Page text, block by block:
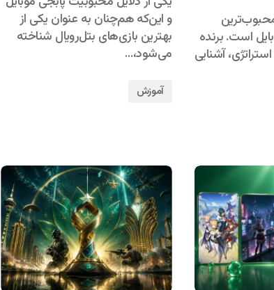
است. برنده
آشنایی
و این‌که هم‌چنان به عنوان یکی از
بهترین بازی‌های بتل‌رویال شناخته
می‌شود،…
آموزش